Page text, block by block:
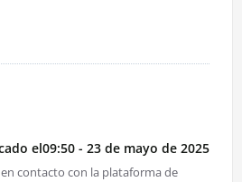
el09:50 - 23 de mayo de 2025
contacto con la plataforma de